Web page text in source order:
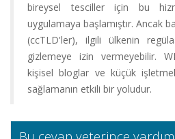
Sunucu
Hizmetleri
Diğer
Hizmetler
bireysel tesciller için bu
uygulamaya başlamıştır. Ancak
(ccTLD'ler), ilgili ülkenin
gizlemeye izin vermeyebilir.
kişisel bloglar ve küçük
sağlamanın etkili bir yoludur.